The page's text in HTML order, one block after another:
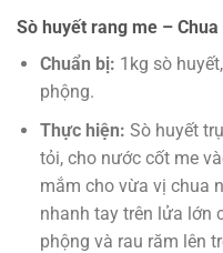
Sò huyết rang me –
Chuẩn bị: 1kg sò
phộng.
Thực hiện: Sò huyết
tỏi, cho nước cốt me
mắm cho vừa vị chua
nhanh tay trên lửa lớn
phộng và rau răm lên